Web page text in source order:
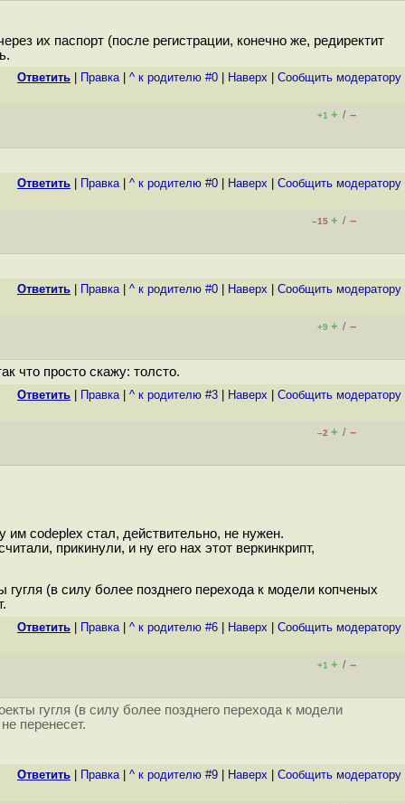
их паспорт (после регистрации, конечно же, редиректит
Ответить Правка| ^ к родителю #0 Наверх Cообщить модератору
+1 + / –
Ответить Правка| ^ к родителю #0 Наверх Cообщить модератору
–15 + / –
Ответить Правка| ^ к родителю #0 Наверх Cообщить модератору
+9 + / –
что просто скажу: толсто.
Ответить Правка| ^ к родителю #3 Наверх Cообщить модератору
–2 + / –
им codeplex стал, действительно, не нужен.
прикинули, и ну его нaх этот веркинкрипт,
(в силу более позднего перехода к модели копченых
Ответить Правка| ^ к родителю #6 Наверх Cообщить модератору
+1 + / –
гугля (в силу более позднего перехода к модели
перенесет.
Ответить Правка| ^ к родителю #9 Наверх Cообщить модератору